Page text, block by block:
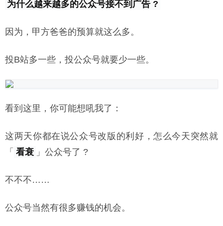
为什么越来越多的公众号接不到广告 ?
因为，甲方爸爸的预算就这么多。
投B站多一些，投公众号就要少一些。
看到这里，你可能想吼我了：
这两天你都在说公众号改版的利好，怎么今天突然就
「 看衰 」公众号了 ?
不不不……
公众号当然有很多赚钱的机会。